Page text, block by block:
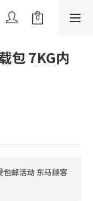
包 7KG内
邮活动 东马顾客